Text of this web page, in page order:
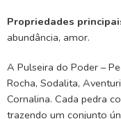
Propriedades
abundância, amor.
A Pulseira do Poder –
Rocha, Sodalita,
Cornalina. Cada pedra
trazendo um conjunto